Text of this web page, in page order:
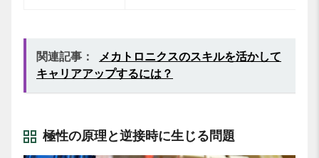
関連記事：
メカトロニクスのスキルを活かして
キャリアアップするには？
極性の原理と逆接時に生じる問題